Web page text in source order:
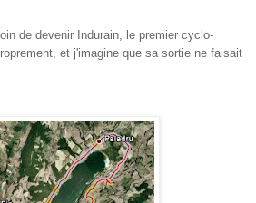
de devenir Indurain, le premier cyclo-
et j'imagine que sa sortie ne faisait